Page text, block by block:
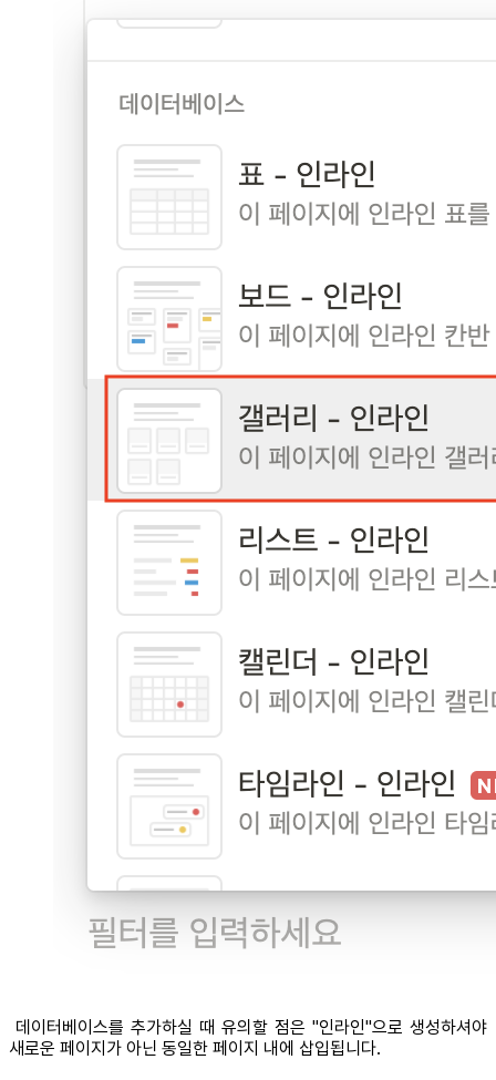
데이터베이스를 추가하실 때 유의할 점은 "인라인"으로 생성하셔야
새로운 페이지가 아닌 동일한 페이지 내에 삽입됩니다.